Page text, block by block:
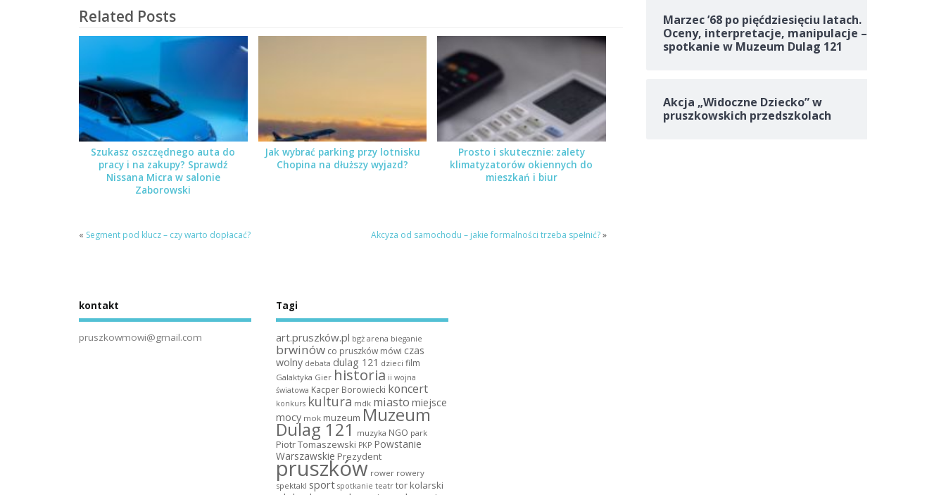
Related Posts
Szukasz oszczędnego auta do
pracy i na zakupy? Sprawdź
Nissana Micra w salonie
Zaborowski
Jak wybrać parking przy lotnisku
Chopina na dłuższy wyjazd?
Prosto i skutecznie: zalety
klimatyzatorów okiennych do
mieszkań i biur
« Segment pod klucz – czy warto dopłacać? Akcyza od samochodu – jakie formalności trzeba spełnić?»
Marzec ’68 po pięćdziesięciu latach.
Oceny, interpretacje, manipulacje –
spotkanie w Muzeum Dulag 121
Akcja „Widoczne Dziecko” w
pruszkowskich przedszkolach
kontakt
pruszkowmowi@gmail.com
Tagi
art.pruszków.pl bgż arena bieganie
brwinów co pruszków mówi czas
wolny debata dulag 121 dzieci film
Galaktyka Gier historia ii wojna
światowa Kacper Borowiecki koncert
konkurs kultura mdk miasto miejsce
mocy mok muzeum Muzeum
Dulag 121 muzyka NGO park
Piotr Tomaszewski PKP Powstanie
Warszawskie Prezydent
pruszków rower rowery
spektakl sport spotkanie teatr tor kolarski